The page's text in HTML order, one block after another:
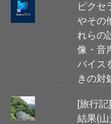
ピクセ
やその
れらの
像・音
バイス
きの対
[旅行
結果(